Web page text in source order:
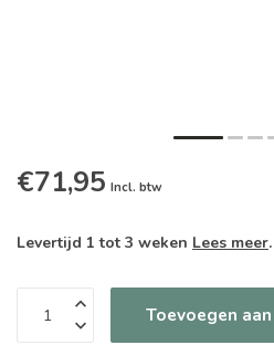
€71,95 Incl. btw
Levertijd 1 tot 3 weken Lees meer.
Toevoegen